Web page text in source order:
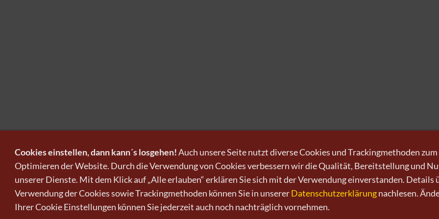
Kunst kaufen Kunst verkaufenKontaktWirNewsletterDatenschutzImpressumAGB
0151-21315985 D-64625 Bensheim
Cookies einstellen, dann kann´s losgehen!Auch unsere Seite nutzt diverse Cookies und Trackingmethoden zum
Optimieren der Website. Durch die Verwendung von Cookies verbessern wir die Qualität, Bereitstellung und
unserer Dienste. Mit dem Klick auf „Alle erlauben“ erklären Sie sich mit der Verwendung einverstanden. Details
Verwendung der Cookies sowie Trackingmethoden können Sie in unsererDatenschutzerklärungnachlesen.
Ihrer Cookie Einstellungen können Sie jederzeit auch noch nachträglich vornehmen.